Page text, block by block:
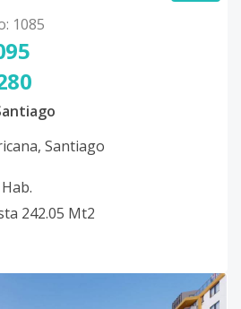
: 1085
, Santiago
Hab.
242.05 Mt2